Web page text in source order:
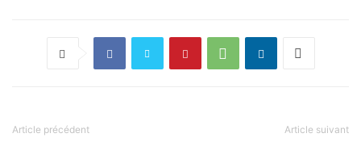
Article précédent Article suivant